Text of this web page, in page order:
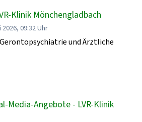
Klinik Mönchengladbach
09:32 Uhr
und Ärztliche
Media-Angebote - LVR-Klinik